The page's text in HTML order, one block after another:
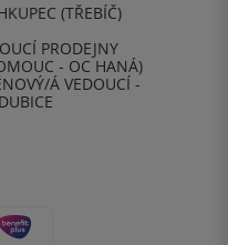
(TŘEBÍČ)
PRODEJNY
- OC HANÁ)
Á VEDOUCÍ -